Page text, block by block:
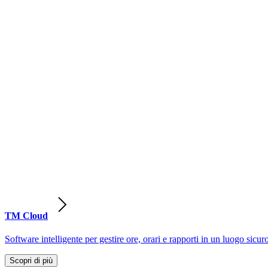
TM Cloud
Software intelligente per gestire ore, orari e rapporti in un luogo
Scopri di più